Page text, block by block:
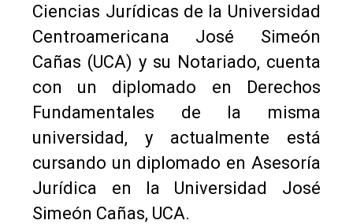
Ciencias Jurídicas de la Universidad
Centroamericana José Simeón
Cañas (UCA) y su Notariado, cuenta
con un diplomado en Derechos
Fundamentales de la misma
universidad, y actualmente está
cursando un diplomado en Asesoría
Jurídica en la Universidad José
Simeón Cañas, UCA.